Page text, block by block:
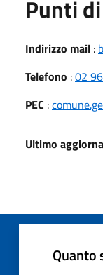
Punti
Indirizzo mail :
Telefono :02
PEC :
Ultimo
Quanto